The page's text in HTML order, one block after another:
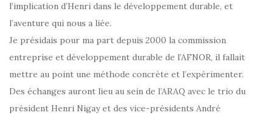
l’implication d’Henri dans le développement durable, et
l’aventure qui nous a liée.
Je présidais pour ma part depuis 2000 la commission
entreprise et développement durable de l’AFNOR, il fallait
mettre au point une méthode concrète et l’expérimenter.
Des échanges auront lieu au sein de l’ARAQ avec le trio du
président Henri Nigay et des vice-présidents André